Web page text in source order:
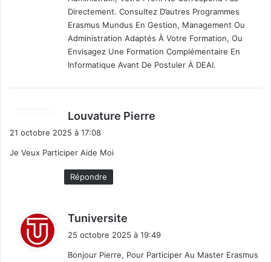
Directement. Consultez D’autres Programmes
Erasmus Mundus En Gestion, Management Ou
Administration Adaptés À Votre Formation, Ou
Envisagez Une Formation Complémentaire En
Informatique Avant De Postuler À DEAI.
Louvature Pierre
21 octobre 2025 à 17:08
Je Veux Participer Aide Moi
Répondre
Tuniversite
25 octobre 2025 à 19:49
Bonjour Pierre, Pour Participer Au Master Erasmus